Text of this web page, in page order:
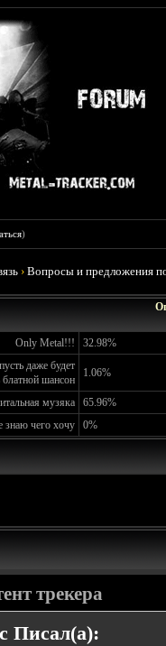
)
›Вопросы и предложения
Only Metal!!!
32.98%
даже будет
блатной шансон
1.06%
музяка
65.96%
чего хочу
0%
трекера
Писал(а):